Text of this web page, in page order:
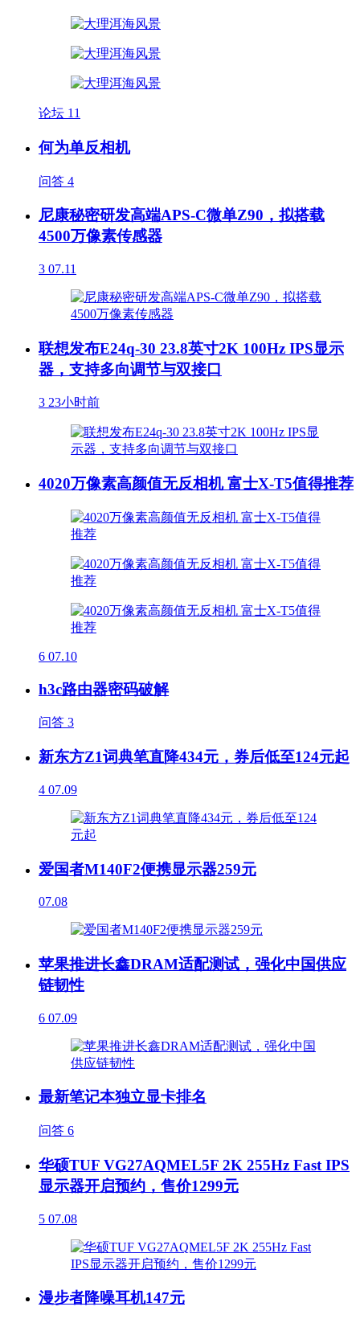
论坛 11
何为单反相机
问答 4
尼康秘密研发高端APS-C微单Z90，拟搭载
4500万像素传感器
3 07.11
联想发布E24q-30 23.8英寸2K 100Hz IPS显示
器，支持多向调节与双接口
3 23小时前
4020万像素高颜值无反相机 富士X-T5值得推荐
6 07.10
h3c路由器密码破解
问答 3
新东方Z1词典笔直降434元，券后低至124元起
4 07.09
爱国者M140F2便携显示器259元
07.08
苹果推进长鑫DRAM适配测试，强化中国供应
链韧性
6 07.09
最新笔记本独立显卡排名
问答 6
华硕TUF VG27AQMEL5F 2K 255Hz Fast IPS
显示器开启预约，售价1299元
5 07.08
漫步者降噪耳机147元